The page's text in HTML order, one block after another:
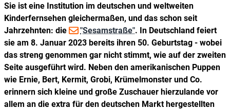
Sie ist eine Institution im deutschen und weltweiten
Kinderfernsehen gleichermaßen, und das schon seit
Jahrzehnten: die
"Sesamstraße". In Deutschland feiert
sie am 8. Januar 2023 bereits ihren 50. Geburtstag - wobei
das streng genommen gar nicht stimmt, wie auf der zweiten
Seite ausgeführt wird. Neben den amerikanischen Puppen
wie Ernie, Bert, Kermit, Grobi, Krümelmonster und Co.
erinnern sich kleine und große Zuschauer hierzulande vor
allem an die extra für den deutschen Markt hergestellten